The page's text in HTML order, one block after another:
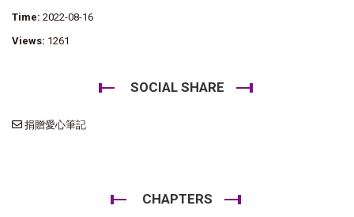
Time: 2022-08-16
Views: 1261
SOCIAL SHARE
捐贈愛心筆記
CHAPTERS